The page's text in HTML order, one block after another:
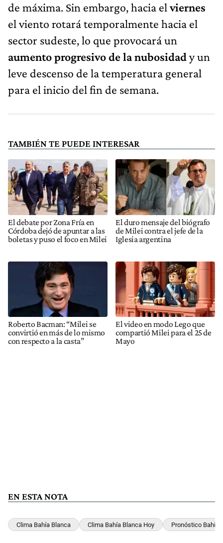
de máxima. Sin embargo, hacia elviernes
el viento rotará temporalmente hacia el
sector sudeste, lo que provocará un
aumento progresivo de la nubosidady un
leve descenso de la temperatura general
para el inicio del fin de semana.
TAMBIÉN TE PUEDE INTERESAR
El debate por Zona Fría en
Córdoba dejó de apuntar a las
boletas y puso el foco en Milei
El duro mensaje del biógrafo
de Milei contra el jefe de la
Iglesia argentina
Roberto Bacman: “Milei se
convirtió en más de lo mismo
con respecto a la casta”
El video en modo Lego que
compartió Milei para el 25 de
Mayo
EN ESTA NOTA
Clima Bahía Blanca Clima Bahía Blanca Hoy Pronóstico Bahía